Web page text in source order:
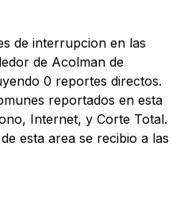
de interrupcion en las
de Acolman de
0 reportes directos.
reportados en esta
Internet, y Corte Total.
esta area se recibio a las